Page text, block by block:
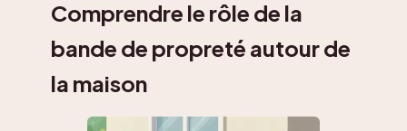
Comprendre le rôle de la
bande de propreté autour de
la maison